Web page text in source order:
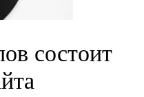
состоит